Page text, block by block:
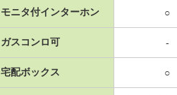
モニタ付インターホン ○
ガスコンロ可 -
宅配ボックス ○